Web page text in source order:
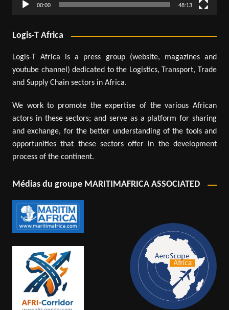
00:00 48:13
Logis-T Africa
Logis-T Africa is a press group (website, magazines and
youtube channel) dedicated to the Logistics, Transport, Trade
and Supply Chain sectors in Africa.
We work to promote the expertise of the various African
actors in these sectors; and serve as a platform for sharing
and exchange, for the better understanding of the tools and
opportunities that these sectors offer in the development
process of the continent.
Médias du groupe MARITIMAFRICA ASSOCIATED